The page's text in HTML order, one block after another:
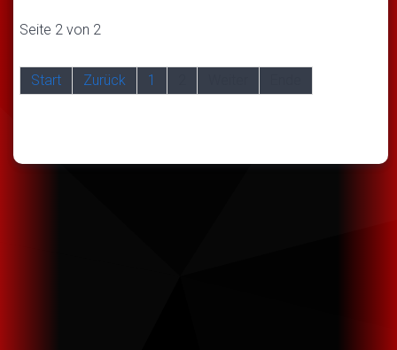
Seite 2 von 2
Start Zurück 1